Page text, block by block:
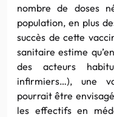
nombre de doses
population, en plus
succès de cette
sanitaire estime
des acteurs
infirmiers…), une
pourrait être
les effectifs en